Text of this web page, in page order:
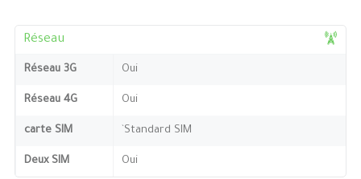
Réseau
Réseau 3G Oui
Réseau 4G Oui
carte SIM `Standard SIM
Deux SIM Oui